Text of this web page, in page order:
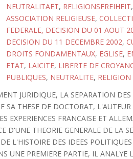
NEUTRALITAET, RELIGIONSFREIHEIT,
ASSOCIATION RELIGIEUSE,
FEDERALE, DECISION DU 01 AOUT
DECISION DU 11 DECEMBRE 2002,
DROITS FONDAMENTAUX, EGLISE,
ETAT, LAICITE, LIBERTE DE
PUBLIQUES, NEUTRALITE, RELIGION
JURIDIQUE, LA SEPARATION
SA THESE DE DOCTORAT,
EXPERIENCES FRANCAISE ET
D'UNE THEORIE GENERALE DE LA
L'HISTOIRE DES IDEES
UNE PREMIERE PARTIE, IL